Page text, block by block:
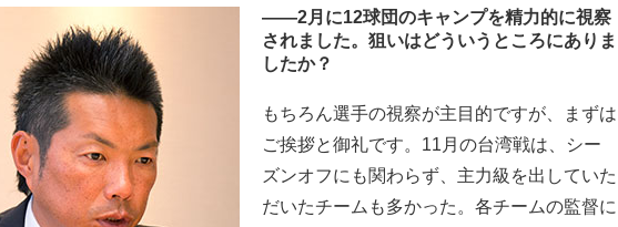
――2月に12球団のキャンプを精力的に視察
されました。狙いはどういうところにありま
したか？
もちろん選手の視察が主目的ですが、まずは
ご挨拶と御礼です。11月の台湾戦は、シー
ズンオフにも関わらず、主力級を出していた
だいたチームも多かった。各チームの監督に